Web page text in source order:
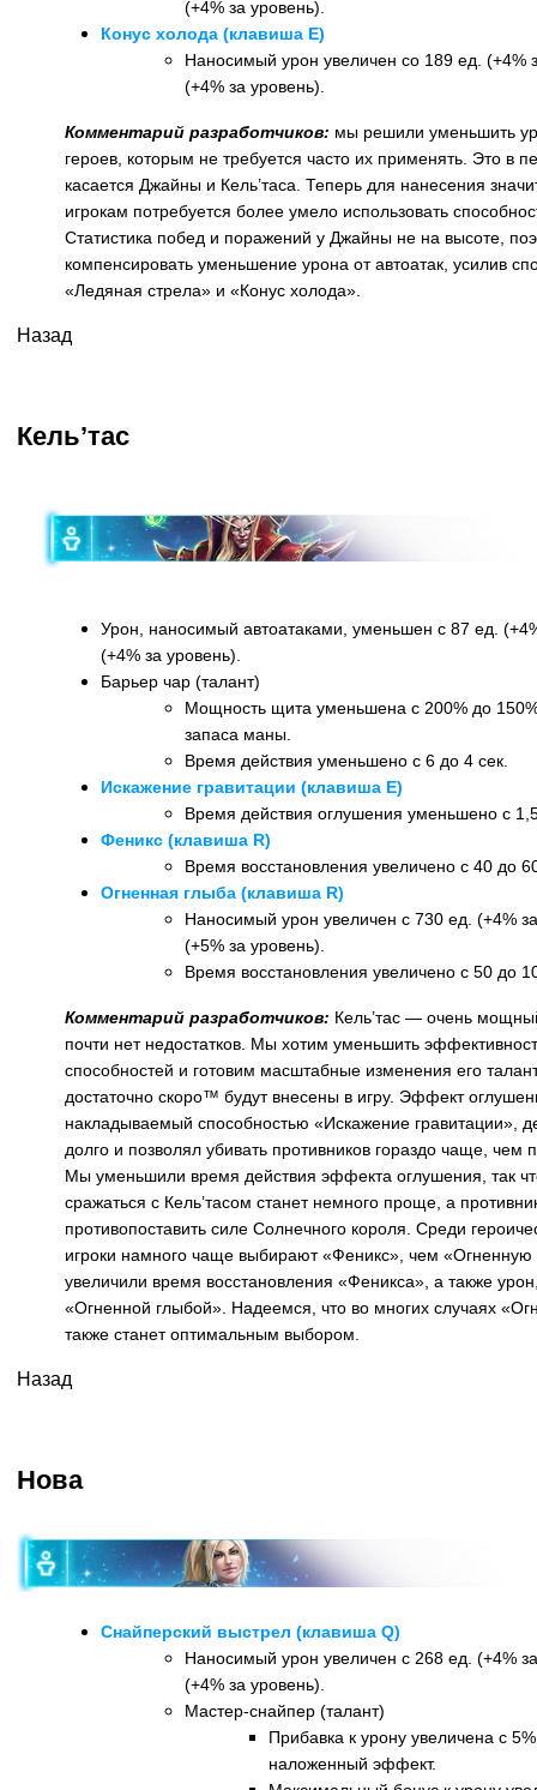
(+4% за уровень).
Конус холода (клавиша E)
Наносимый урон увеличен со 189 ед. (+4%
(+4% за уровень).
Комментарий разработчиков: мы решили уменьшить
героев, которым не требуется часто их применять. Это в
касается Джайны и Кель’таса. Теперь для нанесения
игрокам потребуется более умело использовать
Статистика побед и поражений у Джайны не на высоте,
компенсировать уменьшение урона от автоатак, усилив
«Ледяная стрела» и «Конус холода».
Назад
Кель’тас
Урон, наносимый автоатаками, уменьшен с 87 ед.
(+4% за уровень).
Барьер чар (талант)
Мощность щита уменьшена с 200% до
запаса маны.
Время действия уменьшено с 6 до 4 сек.
Искажение гравитации (клавиша E)
Время действия оглушения уменьшено с
Феникс (клавиша R)
Время восстановления увеличено с 40 до
Огненная глыба (клавиша R)
Наносимый урон увеличен с 730 ед. (+4%
(+5% за уровень).
Время восстановления увеличено с 50 до
Комментарий разработчиков: Кель’тас — очень
почти нет недостатков. Мы хотим уменьшить
способностей и готовим масштабные изменения его
достаточно скоро™ будут внесены в игру. Эффект
накладываемый способностью «Искажение гравитации»,
долго и позволял убивать противников гораздо чаще, чем
Мы уменьшили время действия эффекта оглушения, так
сражаться с Кель’тасом станет немного проще, а
противопоставить силе Солнечного короля. Среди
игроки намного чаще выбирают «Феникс», чем
увеличили время восстановления «Феникса», а также
«Огненной глыбой». Надеемся, что во многих случаях
также станет оптимальным выбором.
Назад
Нова
Снайперский выстрел (клавиша Q)
Наносимый урон увеличен с 268 ед. (+4%
(+4% за уровень).
Мастер-снайпер (талант)
Прибавка к урону увеличена с
наложенный эффект.